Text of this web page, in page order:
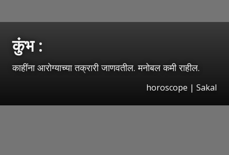
कुंभ :
काहींना आरोग्याच्या तक्रारी जाणवतील. मनोबल कमी राहील.
horoscope | Sakal